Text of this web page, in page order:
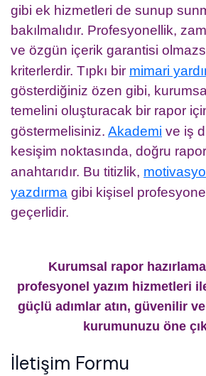
gibi ek hizmetleri de sunup
bakılmalıdır. Profesyonellik,
ve özgün içerik garantisi
kriterlerdir. Tıpkı bir mimari
gösterdiğiniz özen gibi,
temelini oluşturacak bir rapor
göstermelisiniz. Akademi ve iş
kesişim noktasında, doğru
anahtarıdır. Bu titizlik,
yazdırma gibi kişisel
geçerlidir.
Kurumsal rapor
profesyonel yazım hizmetleri
güçlü adımlar atın, güvenilir
kurumunuzu öne
İletişim Formu